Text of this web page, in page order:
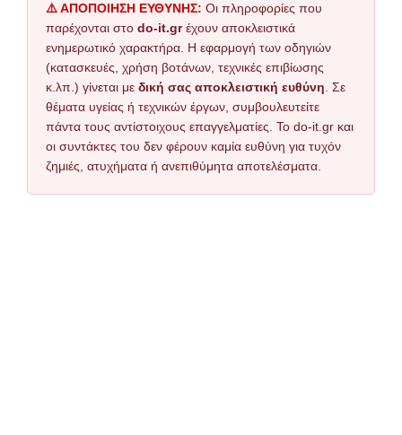
⚠️ ΑΠΟΠΟΙΗΣΗ ΕΥΘΥΝΗΣ: Οι πληροφορίες που
παρέχονται στο do-it.grέχουν αποκλειστικά
ενημερωτικό χαρακτήρα. Η εφαρμογή των οδηγιών
(κατασκευές, χρήση βοτάνων, τεχνικές επιβίωσης
κ.λπ.) γίνεται με δική σας αποκλειστική ευθύνη . Σε
θέματα υγείας ή τεχνικών έργων, συμβουλευτείτε
πάντα τους αντίστοιχους επαγγελματίες. Το do-it.gr και
οι συντάκτες του δεν φέρουν καμία ευθύνη για τυχόν
ζημιές, ατυχήματα ή ανεπιθύμητα αποτελέσματα.